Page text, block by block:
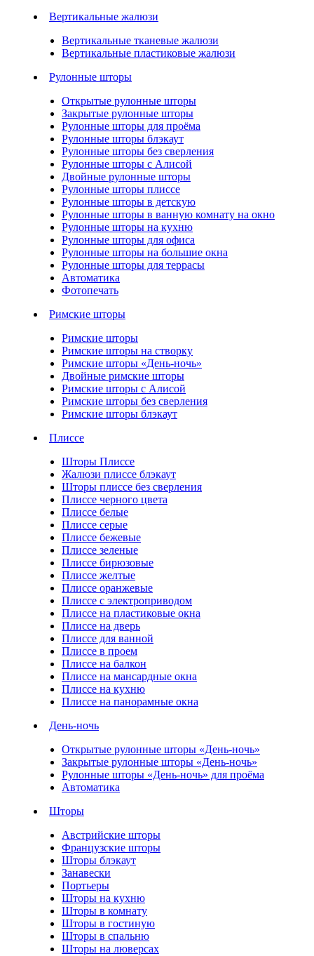
Вертикальные жалюзи
Вертикальные тканевые жалюзи
Вертикальные пластиковые жалюзи
Рулонные шторы
Открытые рулонные шторы
Закрытые рулонные шторы
Рулонные шторы для проёма
Рулонные шторы блэкаут
Рулонные шторы без сверления
Рулонные шторы с Алисой
Двойные рулонные шторы
Рулонные шторы плиссе
Рулонные шторы в детскую
Рулонные шторы в ванную комнату на окно
Рулонные шторы на кухню
Рулонные шторы для офиса
Рулонные шторы на большие окна
Рулонные шторы для террасы
Автоматика
Фотопечать
Римские шторы
Римские шторы
Римские шторы на створку
Римские шторы «День-ночь»
Двойные римские шторы
Римские шторы с Алисой
Римские шторы без сверления
Римские шторы блэкаут
Плиссе
Шторы Плиссе
Жалюзи плиссе блэкаут
Шторы плиссе без сверления
Плиссе черного цвета
Плиссе белые
Плиссе серые
Плиссе бежевые
Плиссе зеленые
Плиссе бирюзовые
Плиссе желтые
Плиссе оранжевые
Плиссе с электроприводом
Плиссе на пластиковые окна
Плиссе на дверь
Плиссе для ванной
Плиссе в проем
Плиссе на балкон
Плиссе на мансардные окна
Плиссе на кухню
Плиссе на панорамные окна
День-ночь
Открытые рулонные шторы «День-ночь»
Закрытые рулонные шторы «День-ночь»
Рулонные шторы «День-ночь» для проёма
Автоматика
Шторы
Австрийские шторы
Французские шторы
Шторы блэкаут
Занавески
Портьеры
Шторы на кухню
Шторы в комнату
Шторы в гостиную
Шторы в спальню
Шторы на люверсах